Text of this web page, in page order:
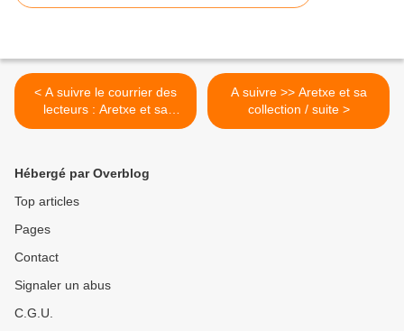
< A suivre le courrier des
lecteurs : Aretxe et sa
collection
A suivre >> Aretxe et sa
collection / suite >
Hébergé par Overblog
Top articles
Pages
Contact
Signaler un abus
C.G.U.